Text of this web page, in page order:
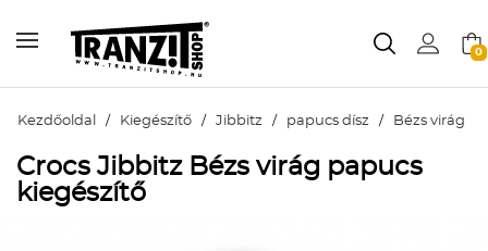
0
Kezdőoldal / Kiegészítő / Jibbitz / papucs dísz / Bézs virág
Crocs Jibbitz Bézs virág papucs
kiegészítő